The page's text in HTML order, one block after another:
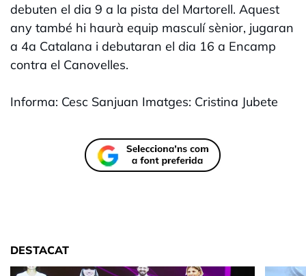
debuten el dia 9 a la pista del Martorell. Aquest
any també hi haurà equip masculí sènior, jugaran
a 4a Catalana i debutaran el dia 16 a Encamp
contra el Canovelles.
Informa: Cesc Sanjuan Imatges: Cristina Jubete
DESTACAT